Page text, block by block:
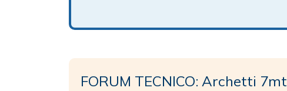
FORUM TECNICO: Archetti 7mt